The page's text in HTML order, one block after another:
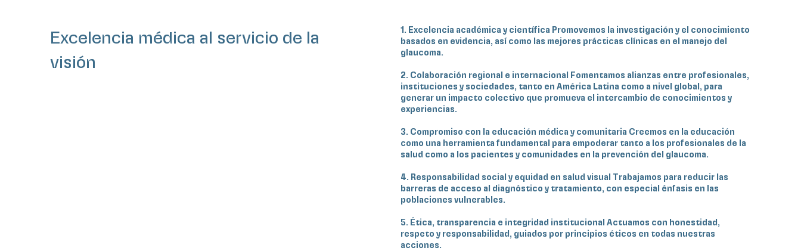
Excelencia médica al servicio de la
visión
1. Excelencia académica y científica Promovemos la investigación y el conocimiento
basados en evidencia, así como las mejores prácticas clínicas en el manejo del
glaucoma.
2. Colaboración regional e internacional Fomentamos alianzas entre profesionales,
instituciones y sociedades, tanto en América Latina como a nivel global, para
generar un impacto colectivo que promueva el intercambio de conocimientos y
experiencias.
3. Compromiso con la educación médica y comunitaria Creemos en la educación
como una herramienta fundamental para empoderar tanto a los profesionales de la
salud como a los pacientes y comunidades en la prevención del glaucoma.
4. Responsabilidad social y equidad en salud visual Trabajamos para reducir las
barreras de acceso al diagnóstico y tratamiento, con especial énfasis en las
poblaciones vulnerables.
5. Ética, transparencia e integridad institucional Actuamos con honestidad,
respeto y responsabilidad, guiados por principios éticos en todas nuestras
acciones.